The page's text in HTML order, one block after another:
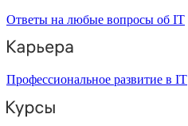
Ответы на любые вопросы об IT
Профессиональное развитие в IT